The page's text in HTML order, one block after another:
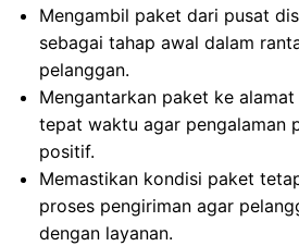
Mengambil paket dari pusat
sebagai tahap awal dalam
pelanggan.
Mengantarkan paket ke
tepat waktu agar pengalaman
positif.
Memastikan kondisi paket
proses pengiriman agar
dengan layanan.